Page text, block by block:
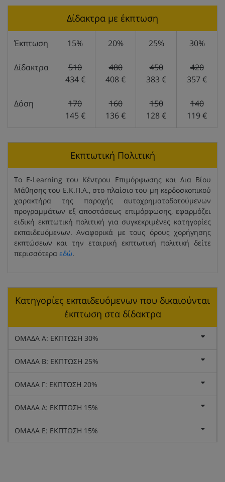
Δίδακτρα με έκπτωση
Έκπτωση 15% 20% 25% 30%
Δίδακτρα
510
434 €
480
408 €
450
383 €
420
357 €
Δόση
170
145 €
160
136 €
150
128 €
140
119 €
Εκπτωτική Πολιτική
Το E-Learning του Κέντρου Επιμόρφωσης και Δια Βίου
Μάθησης του Ε.Κ.Π.Α., στο πλαίσιο του μη κερδοσκοπικού
χαρακτήρα της παροχής αυτοχρηματοδοτούμενων
προγραμμάτων εξ αποστάσεως επιμόρφωσης, εφαρμόζει
ειδική εκπτωτική πολιτική για συγκεκριμένες κατηγορίες
εκπαιδευόμενων. Αναφορικά με τους όρους χορήγησης
εκπτώσεων και την εταιρική εκπτωτική πολιτική δείτε
περισσότερα εδώ.
Κατηγορίες εκπαιδευόμενων που δικαιούνται
έκπτωση στα δίδακτρα
ΟΜΑΔΑ Α: ΕΚΠΤΩΣΗ 30%
ΟΜΑΔΑ Β: ΕΚΠΤΩΣΗ 25%
ΟΜΑΔΑ Γ: ΕΚΠΤΩΣΗ 20%
ΟΜΑΔΑ Δ: ΕΚΠΤΩΣΗ 15%
ΟΜΑΔΑ Ε: ΕΚΠΤΩΣΗ 15%